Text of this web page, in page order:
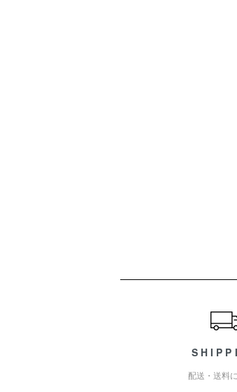
配送・送料